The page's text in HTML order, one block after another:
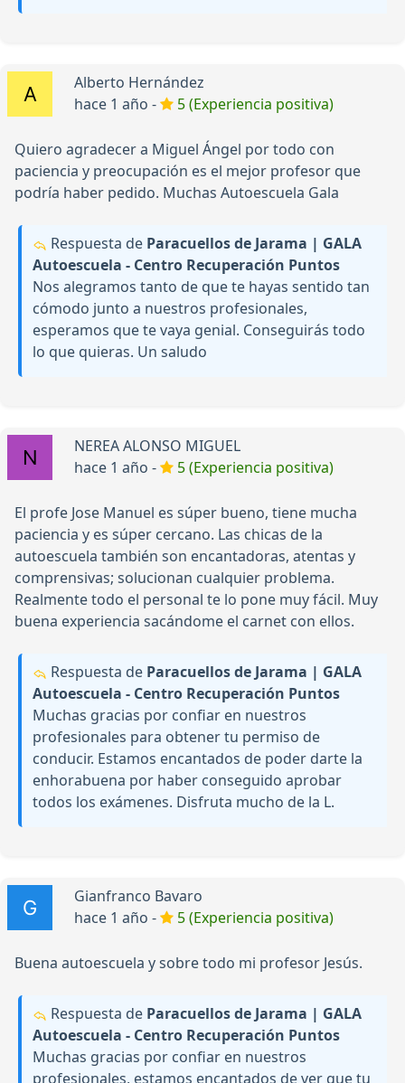
Alberto Hernández
hace 1 año -
5 (Experiencia positiva)
Quiero agradecer a Miguel Ángel por todo con
paciencia y preocupación es el mejor profesor que
podría haber pedido. Muchas Autoescuela Gala
Respuesta de Paracuellos de Jarama | GALA
Autoescuela - Centro Recuperación Puntos
Nos alegramos tanto de que te hayas sentido tan
cómodo junto a nuestros profesionales,
esperamos que te vaya genial. Conseguirás todo
lo que quieras. Un saludo
NEREA ALONSO MIGUEL
hace 1 año -
5 (Experiencia positiva)
El profe Jose Manuel es súper bueno, tiene mucha
paciencia y es súper cercano. Las chicas de la
autoescuela también son encantadoras, atentas y
comprensivas; solucionan cualquier problema.
Realmente todo el personal te lo pone muy fácil. Muy
buena experiencia sacándome el carnet con ellos.
Respuesta de Paracuellos de Jarama | GALA
Autoescuela - Centro Recuperación Puntos
Muchas gracias por confiar en nuestros
profesionales para obtener tu permiso de
conducir. Estamos encantados de poder darte la
enhorabuena por haber conseguido aprobar
todos los exámenes. Disfruta mucho de la L.
Gianfranco Bavaro
hace 1 año -
5 (Experiencia positiva)
Buena autoescuela y sobre todo mi profesor Jesús.
Respuesta de Paracuellos de Jarama | GALA
Autoescuela - Centro Recuperación Puntos
Muchas gracias por confiar en nuestros
profesionales, estamos encantados de ver que tu